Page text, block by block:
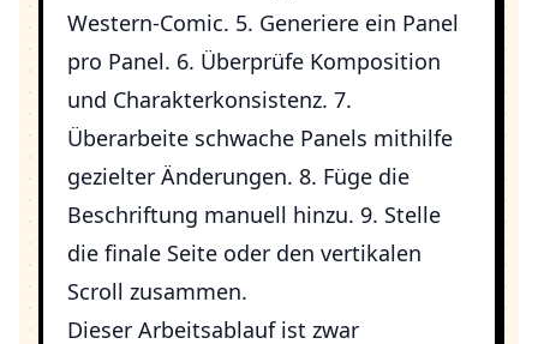
Western-Comic. 5. Generiere ein Panel
pro Panel. 6. Überprüfe Komposition
und Charakterkonsistenz. 7.
Überarbeite schwache Panels mithilfe
gezielter Änderungen. 8. Füge die
Beschriftung manuell hinzu. 9. Stelle
die finale Seite oder den vertikalen
Scroll zusammen.
Dieser Arbeitsablauf ist zwar